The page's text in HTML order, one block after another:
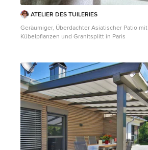
ATELIER DES TUILERIES
Geräumiger, Überdachter Asiatischer Patio mit
Kübelpflanzen und Granitsplitt in Paris